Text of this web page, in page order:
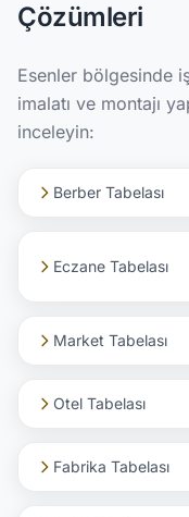
Çözümleri
Esenler bölgesinde
imalatı ve montajı
inceleyin:
Berber Tabelası
Eczane Tabelası
Market Tabelası
Otel Tabelası
Fabrika Tabelası